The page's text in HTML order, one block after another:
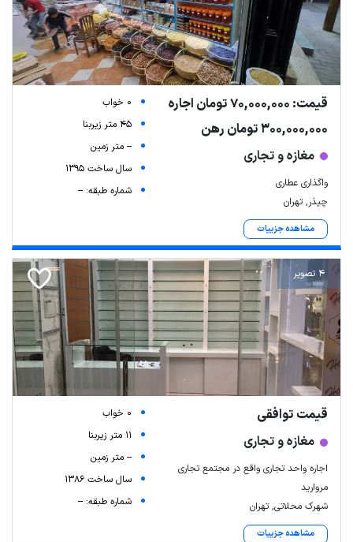
قیمت: 70,000,000 تومان اجاره
300,000,000 تومان رهن
مغازه و تجاری
واگذاری عطاری
چیذر, تهران
مشاهده جزییات
0 خواب
45 متر زیربنا
-- متر زمین
سال ساخت 1395
شماره طبقه: --
4 تصویر
قیمت توافقی
مغازه و تجاری
اجاره واحد تجاری واقع در مجتمع تجاری
مروارید
شهرک محلاتی, تهران
مشاهده جزییات
0 خواب
11 متر زیربنا
-- متر زمین
سال ساخت 1386
شماره طبقه: --